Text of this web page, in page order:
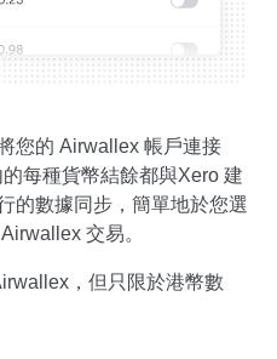
您的 Airwallex 帳戶連接
每種貨幣結餘都與Xero 建
的數據同步，簡單地於您選
交易。
，但只限於港幣數